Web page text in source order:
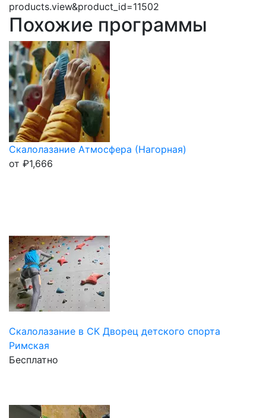
products.view&product_id=11502
Похожие программы
Скалолазание Атмосфера (Нагорная)
от ₽1,666
Скалолазание в СК Дворец детского спорта
Римская
Бесплатно